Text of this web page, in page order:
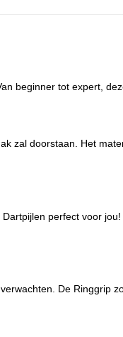
beginner tot expert,
zal doorstaan. Het
perfect voor
De Ringgrip